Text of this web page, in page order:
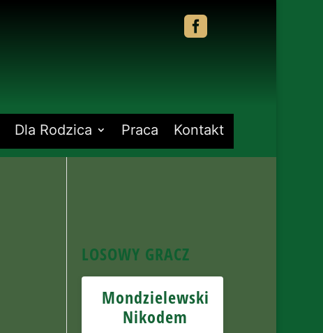

Dla Rodzica Praca Kontakt
LOSOWY GRACZ
Mondzielewski
Nikodem